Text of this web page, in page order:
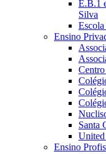
E.B.1
Silva
Ensino
Santa
Ensino